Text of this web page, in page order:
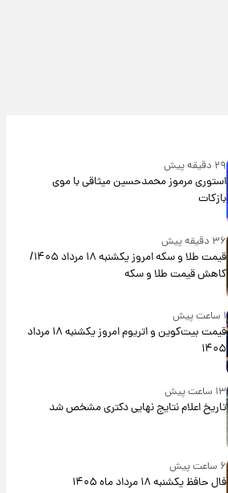
۲۹ دقیقه پیش
استوری مرموز محمدحسین میثاقی با موی
بازکات
۳۶ دقیقه پیش
قیمت طلا و سکه امروز یکشنبه ۱۸ مرداد ۱۴۰۵/
کاهش قیمت طلا و سکه
۱ ساعت پیش
قیمت بیت‌کوین و اتریوم امروز یکشنبه ۱۸ مرداد
۱۴۰۵
۱۳ ساعت پیش
تاریخ اعلام نتایج نهایی دکتری مشخص شد
۶ ساعت پیش
فال حافظ یکشنبه ۱۸ مرداد ماه ۱۴۰۵